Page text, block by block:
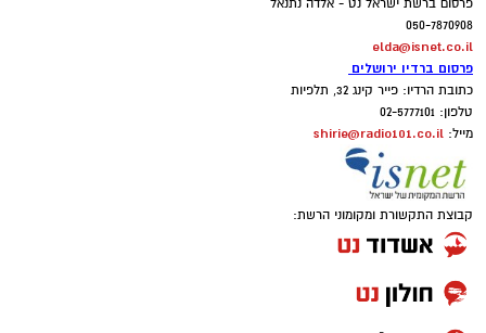
פרסום ברשת ישראל נט - אלדה נתנאל
050-7870908
elda@isnet.co.il
פרסום ברדיו ירושלים
כתובת הרדיו: פייר קינג 32, תלפיות
טלפון: 02-5777101
מייל: shirie@radio101.co.il
קבוצת התקשורת ומקומוני הרשת: